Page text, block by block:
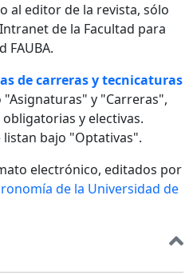
al editor de la revista, sólo
de la Facultad para
FAUBA.
de carreras y tecnicaturas
"Asignaturas" y "Carreras",
y electivas.
listan bajo "Optativas".
electrónico, editados por
de la Universidad de